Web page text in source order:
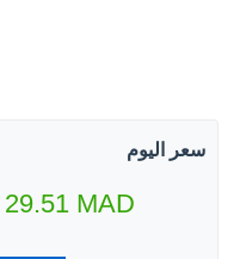
سعر اليوم
29.51 MAD